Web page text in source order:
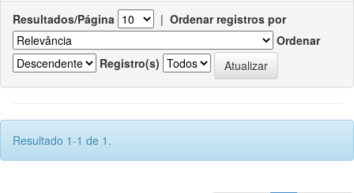
Resultados/Página | Ordenar registros por
Ordenar
Registro(s)
Resultado 1-1 de 1.